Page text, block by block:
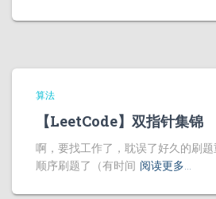
算法
【LeetCode】双指针集锦
啊，要找工作了，耽误了好久的刷
顺序刷题了（有时间 阅读更多…